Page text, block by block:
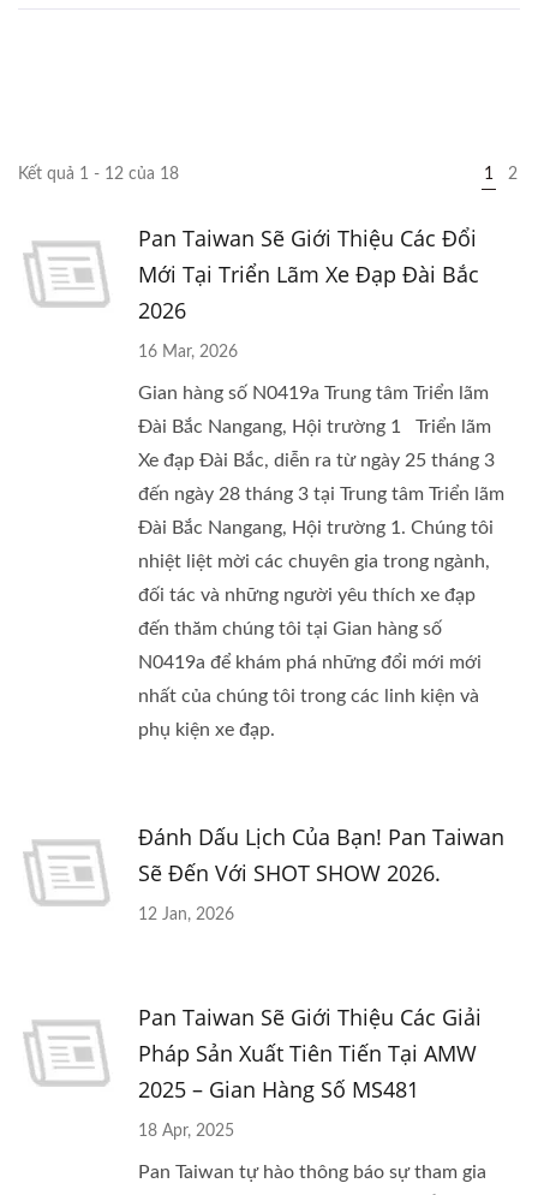
Kết quả 1 - 12 của 18 1 2
Pan Taiwan Sẽ Giới Thiệu Các Đổi
Mới Tại Triển Lãm Xe Đạp Đài Bắc
2026
16 Mar, 2026
Gian hàng số N0419a Trung tâm Triển lãm
Đài Bắc Nangang, Hội trường 1 Triển lãm
Xe đạp Đài Bắc, diễn ra từ ngày 25 tháng 3
đến ngày 28 tháng 3 tại Trung tâm Triển lãm
Đài Bắc Nangang, Hội trường 1. Chúng tôi
nhiệt liệt mời các chuyên gia trong ngành,
đối tác và những người yêu thích xe đạp
đến thăm chúng tôi tại Gian hàng số
N0419a để khám phá những đổi mới mới
nhất của chúng tôi trong các linh kiện và
phụ kiện xe đạp.
Đánh Dấu Lịch Của Bạn! Pan Taiwan
Sẽ Đến Với SHOT SHOW 2026.
12 Jan, 2026
Pan Taiwan Sẽ Giới Thiệu Các Giải
Pháp Sản Xuất Tiên Tiến Tại AMW
2025 – Gian Hàng Số MS481
18 Apr, 2025
Pan Taiwan tự hào thông báo sự tham gia